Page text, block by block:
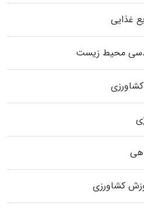
غذایی
محیط زیست
کشاورزی